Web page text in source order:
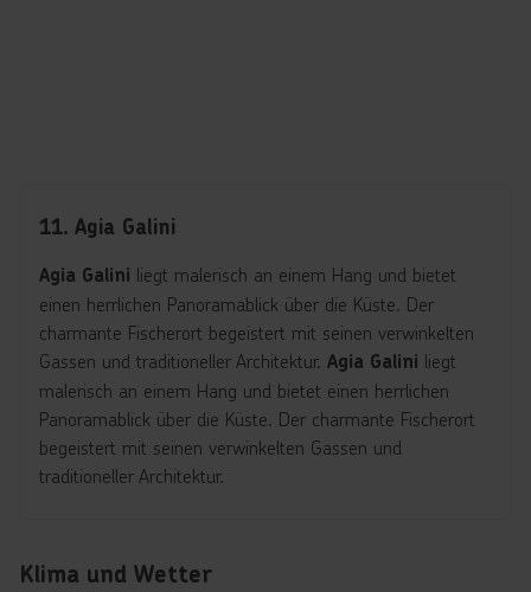
11. Agia Galini
Agia Galini liegt malerisch an einem Hang und bietet
einen herrlichen Panoramablick über die Küste. Der
charmante Fischerort begeistert mit seinen verwinkelten
Gassen und traditioneller Architektur. Agia Galini liegt
malerisch an einem Hang und bietet einen herrlichen
Panoramablick über die Küste. Der charmante Fischerort
begeistert mit seinen verwinkelten Gassen und
traditioneller Architektur.
Klima und Wetter